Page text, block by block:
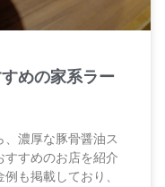
めの家系ラー
濃厚な豚骨醤油ス
すすめのお店を紹介
も掲載しており、